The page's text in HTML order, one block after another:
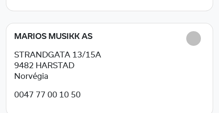
MARIOS MUSIKK AS
STRANDGATA 13/15A
9482 HARSTAD
Norvégia
0047 77 00 10 50